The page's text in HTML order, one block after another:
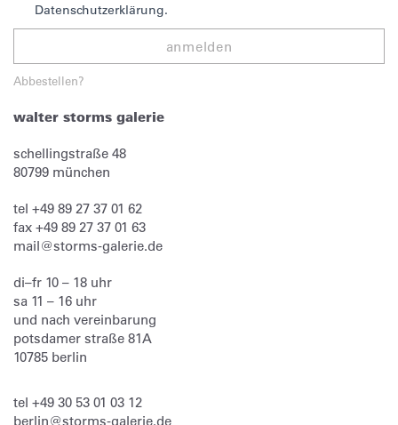
Datenschutzerklärung.
anmelden
Abbestellen?
walter storms galerie
schellingstraße 48
80799 münchen
tel +49 89 27 37 01 62
fax +49 89 27 37 01 63
mail@storms-galerie.de
di–fr 10 – 18 uhr
sa 11 – 16 uhr
und nach vereinbarung
potsdamer straße 81A
10785 berlin
tel +49 30 53 01 03 12
berlin@storms-galerie.de